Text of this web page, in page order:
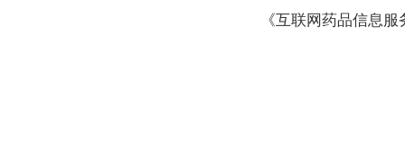
《互联网药品信息